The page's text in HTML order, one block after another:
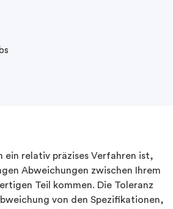
ein relativ präzises Verfahren ist,
Abweichungen zwischen Ihrem
Teil kommen. Die Toleranz
von den Spezifikationen,